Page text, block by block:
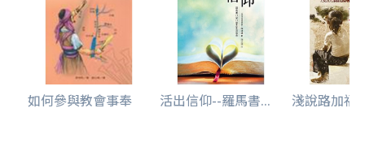
如何參與教會事奉 活出信仰--羅馬書... 淺說路加福